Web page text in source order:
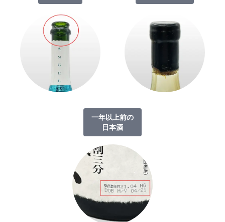
一年以上前の
日本酒